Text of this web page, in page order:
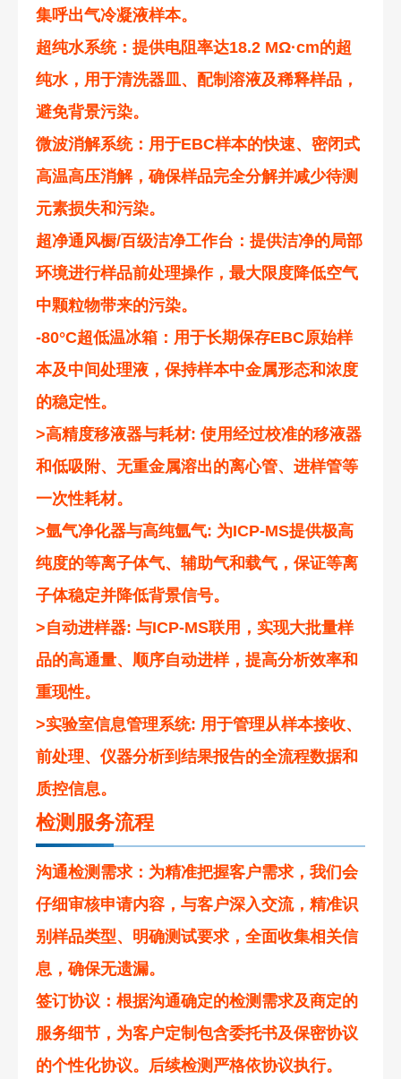
集呼出气冷凝液样本。
超纯水系统：提供电阻率达18.2 MΩ·cm的超
纯水，用于清洗器皿、配制溶液及稀释样品，
避免背景污染。
微波消解系统：用于EBC样本的快速、密闭式
高温高压消解，确保样品完全分解并减少待测
元素损失和污染。
超净通风橱/百级洁净工作台：提供洁净的局部
环境进行样品前处理操作，最大限度降低空气
中颗粒物带来的污染。
-80°C超低温冰箱：用于长期保存EBC原始样
本及中间处理液，保持样本中金属形态和浓度
的稳定性。
>高精度移液器与耗材: 使用经过校准的移液器
和低吸附、无重金属溶出的离心管、进样管等
一次性耗材。
>氩气净化器与高纯氩气: 为ICP-MS提供极高
纯度的等离子体气、辅助气和载气，保证等离
子体稳定并降低背景信号。
>自动进样器: 与ICP-MS联用，实现大批量样
品的高通量、顺序自动进样，提高分析效率和
重现性。
>实验室信息管理系统: 用于管理从样本接收、
前处理、仪器分析到结果报告的全流程数据和
质控信息。
检测服务流程
沟通检测需求 ：为精准把握客户需求，我们会
仔细审核申请内容，与客户深入交流，精准识
别样品类型、明确测试要求，全面收集相关信
息，确保无遗漏。
签订协议 ：根据沟通确定的检测需求及商定的
服务细节，为客户定制包含委托书及保密协议
的个性化协议。后续检测严格依协议执行。